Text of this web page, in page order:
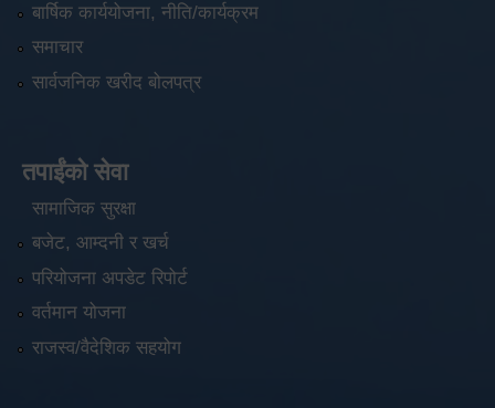
बार्षिक कार्ययोजना, नीति/कार्यक्रम
समाचार
सार्वजनिक खरीद बोलपत्र
तपाईंको सेवा
सामाजिक सुरक्षा
बजेट, आम्दनी र खर्च
परियोजना अपडेट रिपोर्ट
वर्तमान योजना
राजस्व/वैदेशिक सहयोग